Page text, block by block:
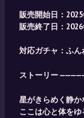
販売開始日：2025
販売終了日：2026
対応ガチャ：ふん
ストーリー
星がきらめく静か
ここは心と体をゆ